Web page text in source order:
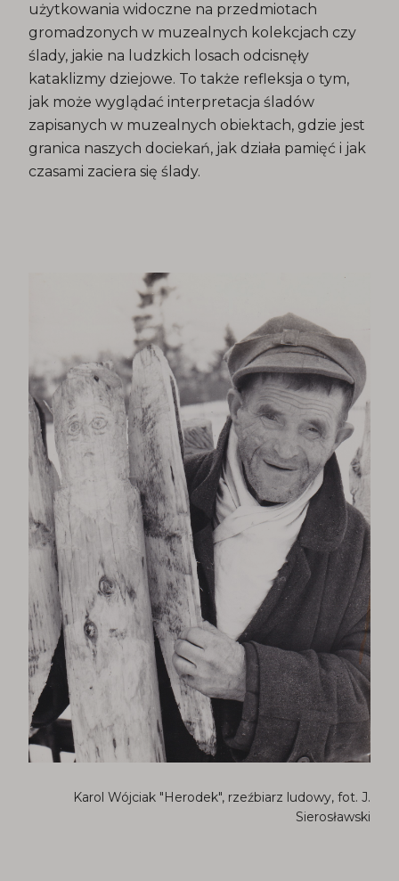
użytkowania widoczne na przedmiotach
gromadzonych w muzealnych kolekcjach czy
ślady, jakie na ludzkich losach odcisnęły
kataklizmy dziejowe. To także refleksja o tym,
jak może wyglądać interpretacja śladów
zapisanych w muzealnych obiektach, gdzie jest
granica naszych dociekań, jak działa pamięć i jak
czasami zaciera się ślady.
Karol Wójciak "Herodek", rzeźbiarz ludowy, fot. J.
Sierosławski